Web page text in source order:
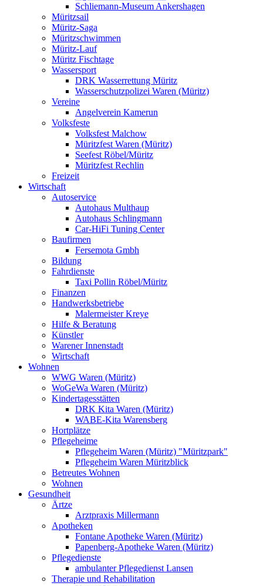
Schliemann-Museum Ankershagen
Müritzsail
Müritz-Saga
Müritzschwimmen
Müritz-Lauf
Müritz Fischtage
Wassersport
DRK Wasserrettung Müritz
Wasserschutzpolizei Waren (Müritz)
Vereine
Angelverein Kamerun
Volksfeste
Volksfest Malchow
Müritzfest Waren (Müritz)
Seefest Röbel/Müritz
Müritzfest Rechlin
Freizeit
Wirtschaft
Autoservice
Autohaus Multhaup
Autohaus Schlingmann
Car-HiFi Tuning Center
Baufirmen
Fersemota Gmbh
Bildung
Fahrdienste
Taxi Pollin Röbel/Müritz
Finanzen
Handwerksbetriebe
Malermeister Kreye
Hilfe & Beratung
Künstler
Warener Innenstadt
Wirtschaft
Wohnen
WWG Waren (Müritz)
WoGeWa Waren (Müritz)
Kindertagesstätten
DRK Kita Waren (Müritz)
WABE-Kita Warensberg
Hortplätze
Pflegeheime
Pflegeheim Waren (Müritz) "Müritzpark"
Pflegeheim Waren Müritzblick
Betreutes Wohnen
Wohnen
Gesundheit
Ärtze
Arztpraxis Millermann
Apotheken
Fontane Apotheke Waren (Müritz)
Papenberg-Apotheke Waren (Müritz)
Pflegedienste
ambulanter Pflegedienst Lansen
Therapie und Rehabilitation